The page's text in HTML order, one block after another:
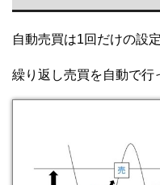
自動売買は1回だけの設
繰り返し売買を自動で行